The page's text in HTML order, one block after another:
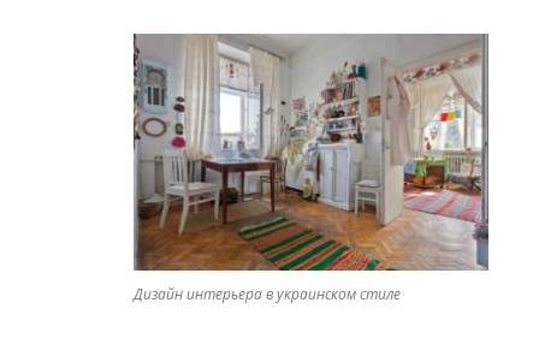
Дизайн интерьера в украинском стиле